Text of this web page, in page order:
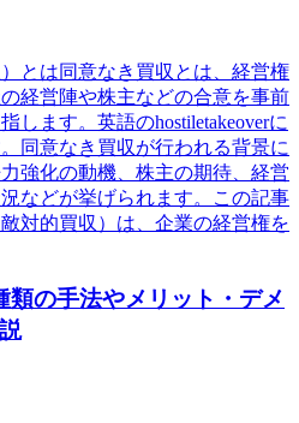
とは同意なき買収とは、経営権
経営陣や株主などの合意を事前
します。英語のhostiletakeoverに
同意なき買収が行われる背景に
強化の動機、株主の期待、経営
などが挙げられます。この記事
対的買収）は、企業の経営権を
類の手法やメリット・デメ